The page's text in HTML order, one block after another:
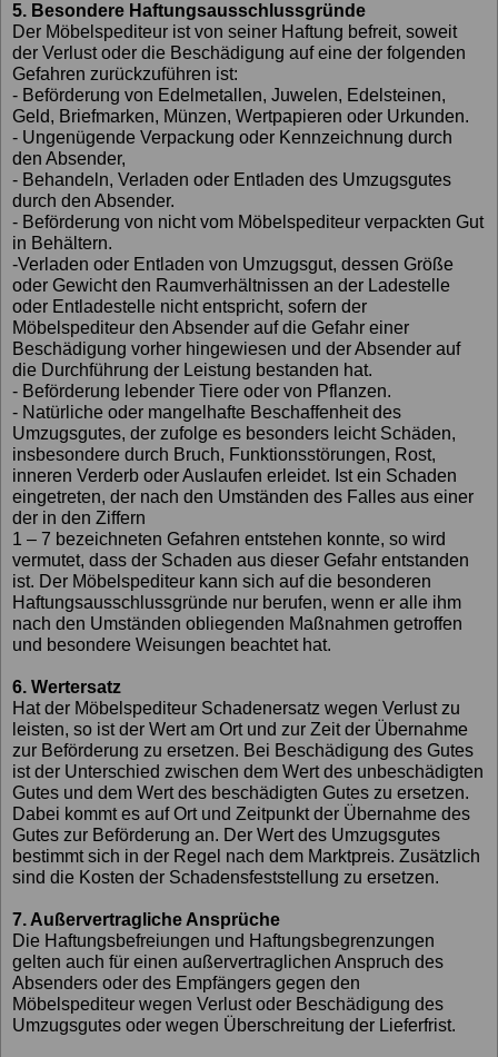
5. Besondere Haftungsausschlussgründe
Der Möbelspediteur ist von seiner Haftung befreit, soweit
der Verlust oder die Beschädigung auf eine der folgenden
Gefahren zurückzuführen ist:
- Beförderung von Edelmetallen, Juwelen, Edelsteinen,
Geld, Briefmarken, Münzen, Wertpapieren oder Urkunden.
- Ungenügende Verpackung oder Kennzeichnung durch
den Absender,
- Behandeln, Verladen oder Entladen des Umzugsgutes
durch den Absender.
- Beförderung von nicht vom Möbelspediteur verpackten Gut
in Behältern.
-Verladen oder Entladen von Umzugsgut, dessen Größe
oder Gewicht den Raumverhältnissen an der Ladestelle
oder Entladestelle nicht entspricht, sofern der
Möbelspediteur den Absender auf die Gefahr einer
Beschädigung vorher hingewiesen und der Absender auf
die Durchführung der Leistung bestanden hat.
- Beförderung lebender Tiere oder von Pflanzen.
- Natürliche oder mangelhafte Beschaffenheit des
Umzugsgutes, der zufolge es besonders leicht Schäden,
insbesondere durch Bruch, Funktionsstörungen, Rost,
inneren Verderb oder Auslaufen erleidet. Ist ein Schaden
eingetreten, der nach den Umständen des Falles aus einer
der in den Ziffern
1 – 7 bezeichneten Gefahren entstehen konnte, so wird
vermutet, dass der Schaden aus dieser Gefahr entstanden
ist. Der Möbelspediteur kann sich auf die besonderen
Haftungsausschlussgründe nur berufen, wenn er alle ihm
nach den Umständen obliegenden Maßnahmen getroffen
und besondere Weisungen beachtet hat.
6. Wertersatz
Hat der Möbelspediteur Schadenersatz wegen Verlust zu
leisten, so ist der Wert am Ort und zur Zeit der Übernahme
zur Beförderung zu ersetzen. Bei Beschädigung des Gutes
ist der Unterschied zwischen dem Wert des unbeschädigten
Gutes und dem Wert des beschädigten Gutes zu ersetzen.
Dabei kommt es auf Ort und Zeitpunkt der Übernahme des
Gutes zur Beförderung an. Der Wert des Umzugsgutes
bestimmt sich in der Regel nach dem Marktpreis. Zusätzlich
sind die Kosten der Schadensfeststellung zu ersetzen.
7. Außervertragliche Ansprüche
Die Haftungsbefreiungen und Haftungsbegrenzungen
gelten auch für einen außervertraglichen Anspruch des
Absenders oder des Empfängers gegen den
Möbelspediteur wegen Verlust oder Beschädigung des
Umzugsgutes oder wegen Überschreitung der Lieferfrist.